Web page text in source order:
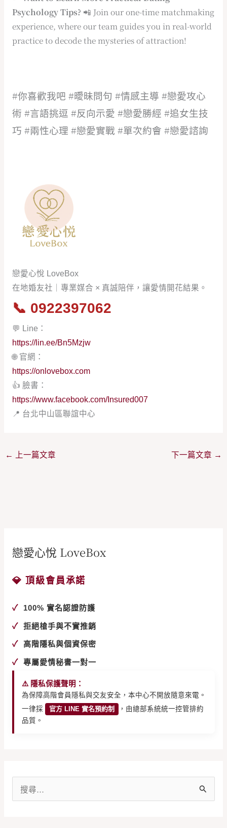
Psychology Tips?📲 Join our one-time matchmaking
experience, where our team guides you in real-world
practice to decode the mysteries of attraction!
#你喜歡我吧 #曖昧問句 #情感主導 #戀愛攻心
術 #言語挑逗 #反向示愛 #戀愛勝經 #追女生技
巧 #兩性心理 #戀愛實戰 #單次約會 #戀愛諮詢
戀愛心悅 LoveBox
在地婚友社｜專業媒合 × 真誠陪伴，讓愛情開花結果。
📞 0922397062
💬 Line：
https://lin.ee/Bn5Mzjw
🌐 官網：
https://onlovebox.com
👍 臉書：
https://www.facebook.com/Insured007
📍 台北中山區聯誼中心
← 上一篇文章 下一篇文章 →
戀愛心悅 LoveBox
💎 頂級會員承諾
✓ 100% 實名認證防護
✓ 拒絕槍手與不實推銷
✓ 高階隱私與個資保密
✓ 專屬愛情秘書一對一
⚠️ 隱私保護聲明：
為保障高階會員隱私與交友安全，本中心不開放隨意來電。
一律採
官方 LINE 實名預約制
，由總部系統統一控管排約
品質。